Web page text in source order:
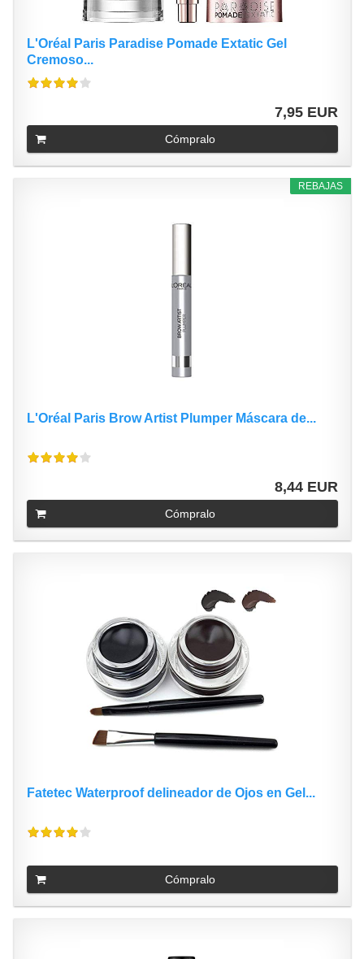
L'Oréal Paris Paradise Pomade Extatic Gel
Cremoso...
7,95 EUR
Cómpralo
REBAJAS
L'Oréal Paris Brow Artist Plumper Máscara de...
8,44 EUR
Cómpralo
Fatetec Waterproof delineador de Ojos en Gel...
Cómpralo